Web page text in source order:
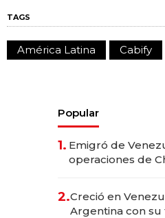
TAGS
América Latina Cabify
Popular
1. Emigró de
operaciones de
2.Creció en
Argentina con